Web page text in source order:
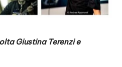
Giustina Terenzi e